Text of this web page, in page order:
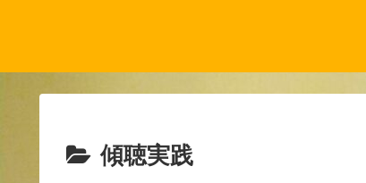
傾聴実践